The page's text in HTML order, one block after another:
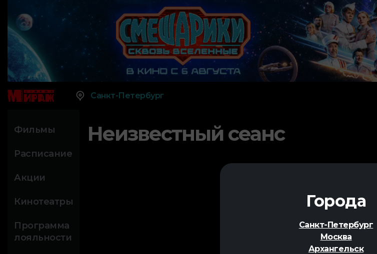
Города
Санкт-Петербург
Москва
Архангельск
Санкт-Петербург
Фильмы
Расписание
Акции
Кинотеатры
Программа
лояльности
Неизвестный сеанс